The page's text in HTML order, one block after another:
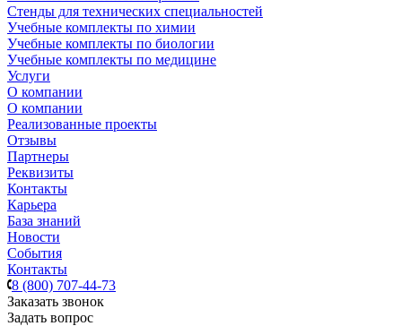
Стенды для технических специальностей
Учебные комплекты по химии
Учебные комплекты по биологии
Учебные комплекты по медицине
Услуги
О компании
О компании
Реализованные проекты
Отзывы
Партнеры
Реквизиты
Контакты
Карьера
База знаний
Новости
События
Контакты
8 (800) 707-44-73
Заказать звонок
Задать вопрос